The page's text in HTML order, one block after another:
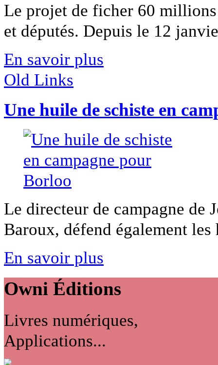
Le projet de ficher 60 millions
et députés. Depuis le 12
En savoir plus
Old Links
Une huile de schiste en
Le directeur de campagne de
Baroux, défend également
En savoir plus
Owni Éditions
Livres numériques,
Applications...